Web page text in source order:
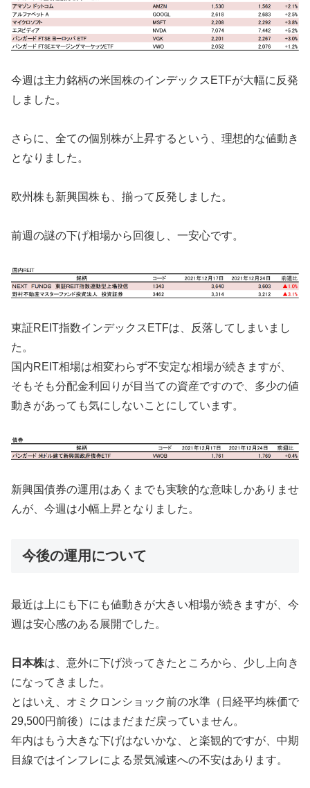
今週は主力銘柄の米国株のインデックスETFが大幅に反発
しました。
さらに、全ての個別株が上昇するという、理想的な値動き
となりました。
欧州株も新興国株も、揃って反発しました。
前週の謎の下げ相場から回復し、一安心です。
東証REIT指数インデックスETFは、反落してしまいまし
た。
国内REIT相場は相変わらず不安定な相場が続きますが、
そもそも分配金利回りが目当ての資産ですので、多少の値
動きがあっても気にしないことにしています。
新興国債券の運用はあくまでも実験的な意味しかありませ
んが、今週は小幅上昇となりました。
今後の運用について
最近は上にも下にも値動きが大きい相場が続きますが、今
週は安心感のある展開でした。
日本株は、意外に下げ渋ってきたところから、少し上向き
になってきました。
とはいえ、オミクロンショック前の水準（日経平均株価で
29,500円前後）にはまだまだ戻っていません。
年内はもう大きな下げはないかな、と楽観的ですが、中期
目線ではインフレによる景気減速への不安はあります。